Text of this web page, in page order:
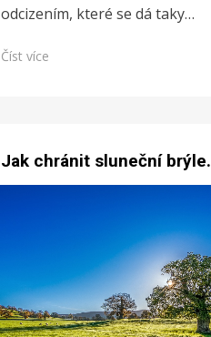
odcizením, které se dá taky…
Číst více
Jak chránit sluneční brýle.